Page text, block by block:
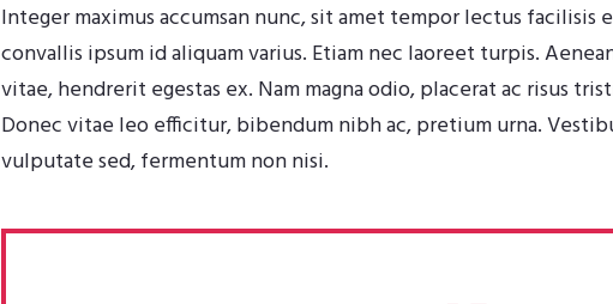
Integer maximus accumsan nunc, sit amet tempor lectus facilisis
convallis ipsum id aliquam varius. Etiam nec laoreet turpis.
vitae, hendrerit egestas ex. Nam magna odio, placerat ac risus
Donec vitae leo efficitur, bibendum nibh ac, pretium urna.
vulputate sed, fermentum non nisi.